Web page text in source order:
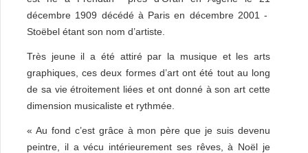
décembre 1909 décédé à Paris en décembre 2001 -
Stoëbel étant son nom d’artiste.
Très jeune il a été attiré par la musique et les arts
graphiques, ces deux formes d’art ont été tout au long
de sa vie étroitement liées et ont donné à son art cette
dimension musicaliste et rythmée.
« Au fond c’est grâce à mon père que je suis devenu
peintre, il a vécu intérieurement ses rêves, à Noël je